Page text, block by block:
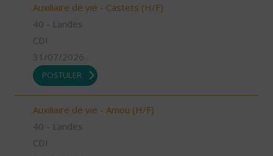
Auxiliaire de vie - Castets (H/F)
40 - Landes
CDI
31/07/2026
POSTULER
Auxiliaire de vie - Amou (H/F)
40 - Landes
CDI